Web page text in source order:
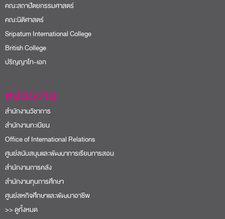
คณะสถาปัตยกรรมศาสตร์
คณะนิติศาสตร์
Sripatum International College
British College
ปริญญาโท-เอก
หน่วยงาน
สำนักงานวิชาการ
สำนักงานทะเบียน
Office of International Relations
ศูนย์สนับสนุนและพัฒนาการเรียนการสอน
สำนักงานการคลัง
สำนักงานทุนการศึกษา
ศูนย์สหกิจศึกษาและพัฒนาอาชีพ
>> ดูทั้งหมด